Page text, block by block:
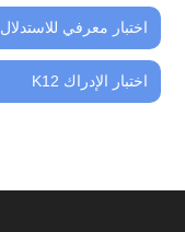
اختبار معرفي للاستدلال
اختبار الإدراك K12